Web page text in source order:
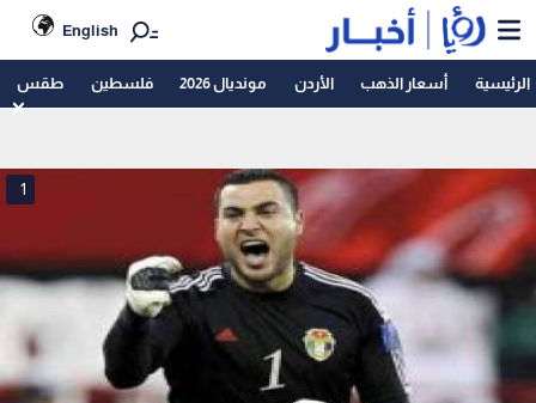
English
الرئيسية أسعار الذهب الأردن مونديال 2026 فلسطين طقس
1